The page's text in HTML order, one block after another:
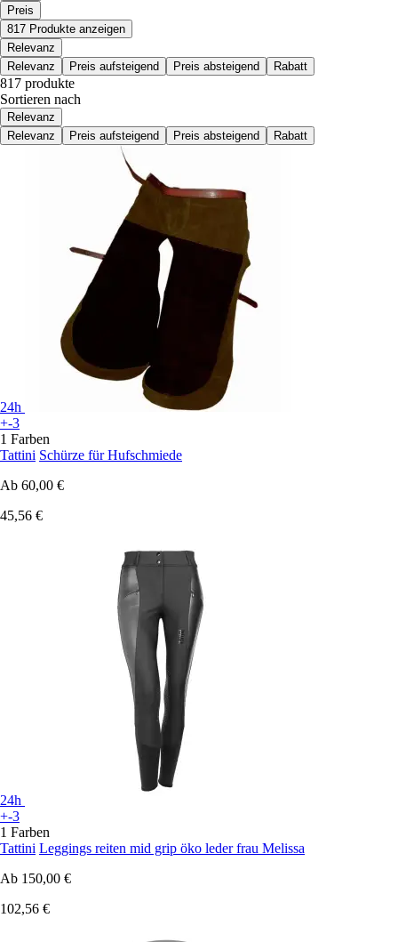
Preis
817 Produkte anzeigen
Relevanz
Relevanz
Preis aufsteigend Preis absteigend Rabatt
817 produkte
Sortieren nach
Relevanz
Relevanz
Preis aufsteigend Preis absteigend Rabatt
24h
+-3
1 Farben
Tattini Schürze für Hufschmiede
Ab 60,00 €
45,56 €
24h
+-3
1 Farben
Tattini Leggings reiten mid grip öko leder frau Melissa
Ab 150,00 €
102,56 €